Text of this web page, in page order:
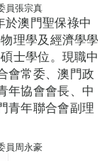
員張宗真
澳門聖保祿中
理學及經濟學學
士學位。現職中
會常委、澳門政
年協會會長、中
青年聯合會副理
員周永豪